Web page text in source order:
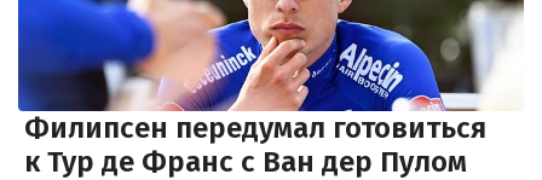
Филипсен передумал готовиться
к Тур де Франс с Ван дер Пулом